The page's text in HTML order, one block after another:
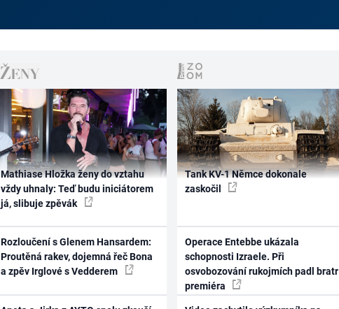
Mathiase Hložka ženy do vztahu
vždy uhnaly: Teď budu iniciátorem
já, slibuje zpěvák
Rozloučení s Glenem Hansardem:
Proutěná rakev, dojemná řeč Bona
a zpěv Irglové s Vedderem
Tank KV-1 Němce dokonale
zaskočil
Operace Entebbe ukázala
schopnosti Izraele. Při
osvobozování rukojmích padl bratr
premiéra